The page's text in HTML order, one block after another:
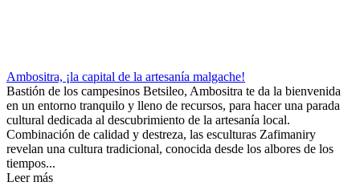
Ambositra, ¡la capital de la artesanía malgache!
Bastión de los campesinos Betsileo, Ambositra te da la bienvenida
en un entorno tranquilo y lleno de recursos, para hacer una parada
cultural dedicada al descubrimiento de la artesanía local.
Combinación de calidad y destreza, las esculturas Zafimaniry
revelan una cultura tradicional, conocida desde los albores de los
tiempos...
Leer más